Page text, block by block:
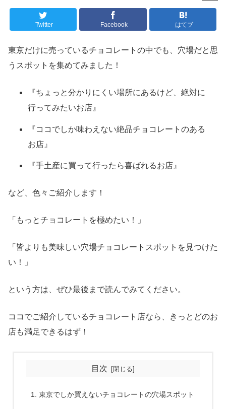
Twitter Facebook はてブ
東京だけに売っているチョコレートの中でも、穴場だと思
うスポットを集めてみました！
『ちょっと分かりにくい場所にあるけど、絶対に
行ってみたいお店』
『ココでしか味わえない絶品チョコレートのある
お店』
『手土産に買って行ったら喜ばれるお店』
など、色々ご紹介します！
「もっとチョコレートを極めたい！」
「皆よりも美味しい穴場チョコレートスポットを見つけた
い！」
という方は、ぜひ最後まで読んでみてください。
ココでご紹介しているチョコレート店なら、きっとどのお
店も満足できるはず！
目次
東京でしか買えないチョコレートの穴場スポット